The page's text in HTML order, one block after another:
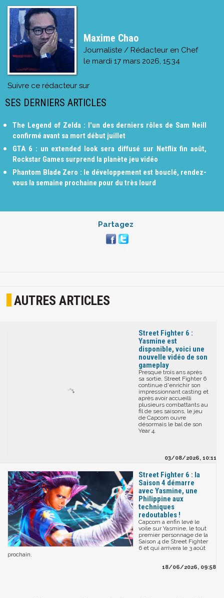
Maxime Chao
Journaliste / Rédacteur en Chef
le mardi 17 mars 2026, 15:34
Suivre ce rédacteur sur
SES DERNIERS ARTICLES
The Legend of Zelda : l'un des derniers rôles de Sam Neill
confirmé avant sa mort début juillet
GTA 6 : un extended look sera diffusé sur Netflix fin août,
Rockstar Games surprend la planète jeu vidéo
Phantom Blade Zero : le développement est bouclé, rendez-
vous la semaine prochaine pour du très lourd
Partagez
AUTRES ARTICLES
Street Fighter 6 :
Yasmine est
disponible, voici une
nouvelle vidéo de son
gameplay
Presque trois ans après
sa sortie, Street Fighter 6
continue d'enrichir son
impressionnant casting et
après avoir accueilli
plusieurs combattants au
fil de ses saisons, le jeu
de Capcom ouvre
désormais le bal de son
Year 4.
03/08/2026, 10:11
Street Fighter 6 : la
Saison 4 démarre
avec Yasmine, une
Philippine aux
techniques
redoutables !
Capcom a enfin levé le
voile sur Yasmine, le tout
premier personnage de la
Saison 4 de Street Fighter
6 et qui arrivera le 3 août
prochain.
18/06/2026, 09:58